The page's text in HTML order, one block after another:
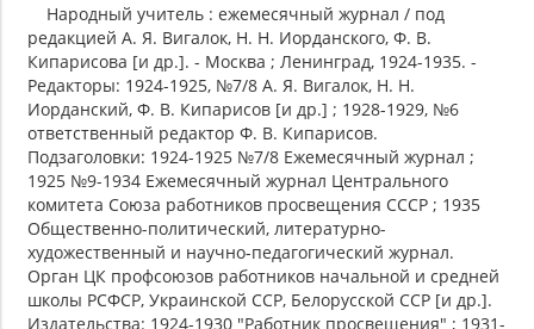
Народный учитель : ежемесячный журнал / под
редакцией А. Я. Вигалок, Н. Н. Иорданского, Ф. В.
Кипарисова [и др.]. - Москва ; Ленинград, 1924-1935. -
Редакторы: 1924-1925, №7/8 А. Я. Вигалок, Н. Н.
Иорданский, Ф. В. Кипарисов [и др.] ; 1928-1929, №6
ответственный редактор Ф. В. Кипарисов.
Подзаголовки: 1924-1925 №7/8 Ежемесячный журнал ;
1925 №9-1934 Ежемесячный журнал Центрального
комитета Союза работников просвещения СССР ; 1935
Общественно-политический, литературно-
художественный и научно-педагогический журнал.
Орган ЦК профсоюзов работников начальной и средней
школы РСФСР, Украинской ССР, Белорусской ССР [и др.].
Издательства: 1924-1930 "Работник просвещения" ; 1931-